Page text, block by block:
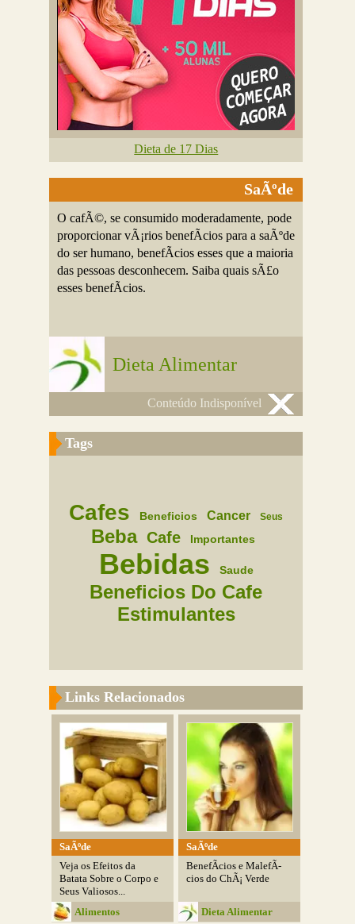
Dieta de 17 Dias
SaÃºde
O cafÃ©, se consumido moderadamente, pode
proporcionar vÃ¡rios benefÃ­cios para a saÃºde
do ser humano, benefÃ­cios esses que a maioria
das pessoas desconhecem. Saiba quais sÃ£o
esses benefÃ­cios.
Dieta Alimentar
Conteúdo Indisponível
Tags
Cafes Beneficios Cancer Seus
Beba Cafe Importantes
Bebidas Saude
Beneficios Do Cafe
Estimulantes
Links Relacionados
SaÃºde
Veja os Efeitos da
Batata Sobre o Corpo e
Seus Valiosos...
Alimentos
SaÃºde
BenefÃ­cios e MalefÃ­
cios do ChÃ¡ Verde
Dieta Alimentar